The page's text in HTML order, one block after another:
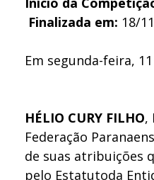
Finalizada em: 18/
Em segunda-feira,
HÉLIO CURY FILHO,
Federação
de suas atribuições
pelo Estatutoda